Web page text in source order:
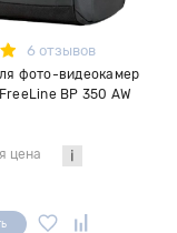
6 отзывов
фото-видеокамер
BP 350 AW
цена